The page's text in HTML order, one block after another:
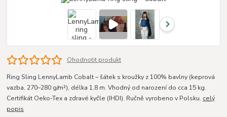
Ohodnotit produkt
Ring Sling LennyLamb Cobalt – šátek s kroužky z 100% bavlny (keprová
vazba, 270–280 g/m²), délka 1,8 m. Vhodný od narození do cca 15 kg.
Certifikát Oeko-Tex a zdravé kyčle (IHDI). Ručně vyrobeno v Polsku. celý
popis